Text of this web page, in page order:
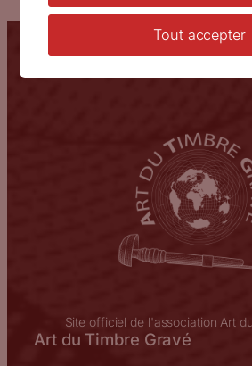
Actualités/
Site officiel de l'association Art
Art du Timbre Gravé
Tout accepter